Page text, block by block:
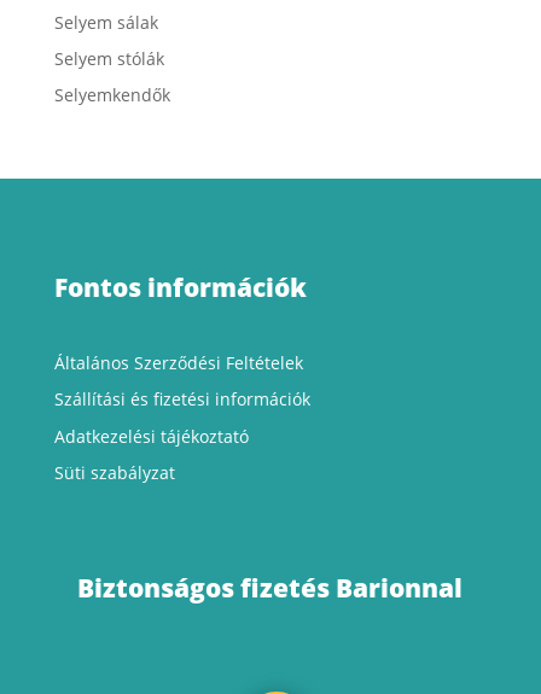
Selyem sálak
Selyem stólák
Selyemkendők
Fontos információk
Általános Szerződési Feltételek
Szállítási és fizetési információk
Adatkezelési tájékoztató
Süti szabályzat
Biztonságos fizetés Barionnal